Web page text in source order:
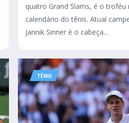
quatro Grand Slams, é o troféu
calendário do tênis. Atual
Jannik Sinner é o cabeça...
TÊNIS